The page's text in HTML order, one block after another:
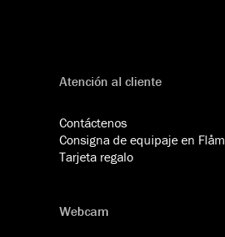
Atención al cliente
Contáctenos
Consigna de equipaje en Flåm
Tarjeta regalo
Webcam